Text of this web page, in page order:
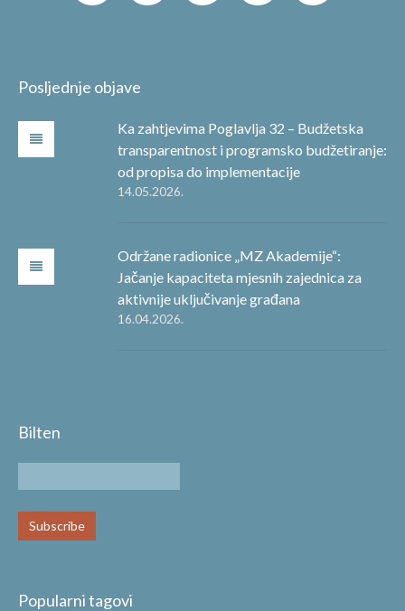
Posljednje objave
Ka zahtjevima Poglavlja 32 – Budžetska
transparentnost i programsko budžetiranje:
od propisa do implementacije
14.05.2026.
Održane radionice „MZ Akademije“:
Jačanje kapaciteta mjesnih zajednica za
aktivnije uključivanje građana
16.04.2026.
Bilten
Popularni tagovi